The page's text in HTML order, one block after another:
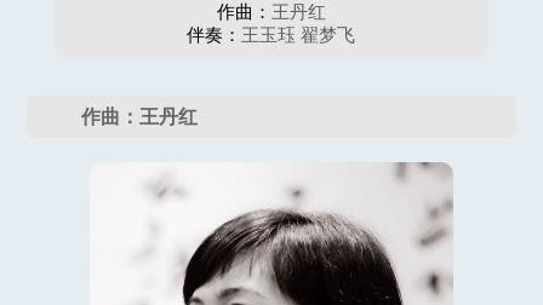
作曲： 王丹红
伴奏： 王玉珏 翟梦飞
作曲：王丹红